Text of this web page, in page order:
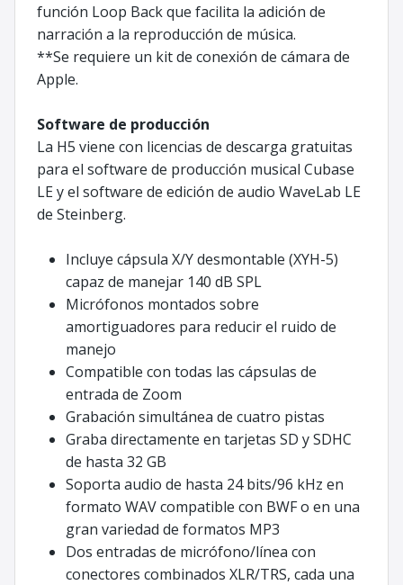
función Loop Back que facilita la adición de
narración a la reproducción de música.
**Se requiere un kit de conexión de cámara de
Apple.
Software de producción
La H5 viene con licencias de descarga gratuitas
para el software de producción musical Cubase
LE y el software de edición de audio WaveLab LE
de Steinberg.
Incluye cápsula X/Y desmontable (XYH-5)
capaz de manejar 140 dB SPL
Micrófonos montados sobre
amortiguadores para reducir el ruido de
manejo
Compatible con todas las cápsulas de
entrada de Zoom
Grabación simultánea de cuatro pistas
Graba directamente en tarjetas SD y SDHC
de hasta 32 GB
Soporta audio de hasta 24 bits/96 kHz en
formato WAV compatible con BWF o en una
gran variedad de formatos MP3
Dos entradas de micrófono/línea con
conectores combinados XLR/TRS, cada una